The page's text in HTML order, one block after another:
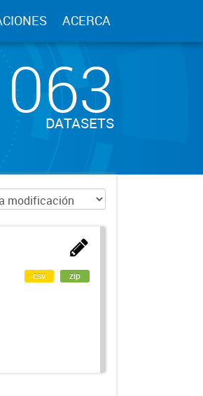
ACERCA
063
DATASETS
csv zip